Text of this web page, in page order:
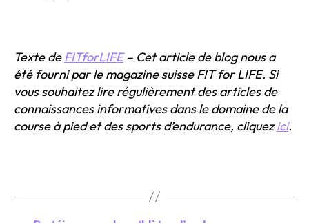
Texte de FITforLIFE– Cet article de blog nous a
été fourni par le magazine suisse FIT for LIFE. Si
vous souhaitez lire régulièrement des articles de
connaissances informatives dans le domaine de la
course à pied et des sports d’endurance, cliquezici.